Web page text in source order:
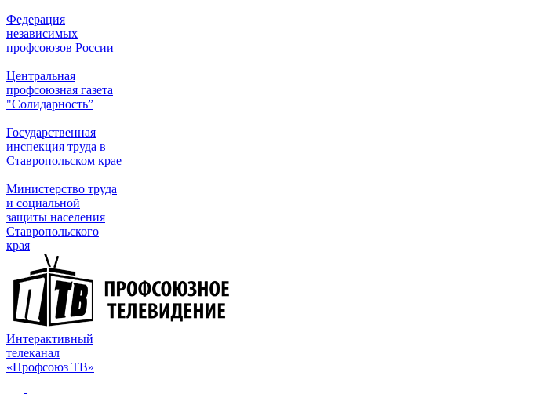
Федерация
независимых
профсоюзов России
Центральная
профсоюзная газета
"Солидарность”
Государственная
инспекция труда в
Ставропольском крае
Министерство труда
и социальной
защиты населения
Ставропольского
края
Интерактивный
телеканал
«Профсоюз ТВ»